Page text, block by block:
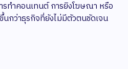
ทำคอนเทนต์ การยิงโฆษณา หรือ
นกว่าธุรกิจที่ยังไม่มีตัวตนชัดเจน